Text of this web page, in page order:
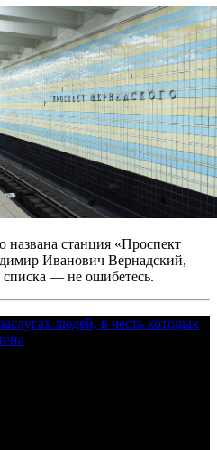
названа станция «Проспект
Иванович Вернадский,
— не ошибетесь.
людей, в честь которых